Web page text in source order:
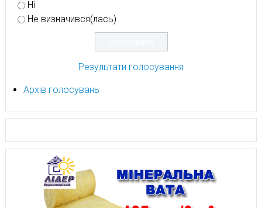
Ні
Не визначився(лась)
Результати голосування
Архів голосувань